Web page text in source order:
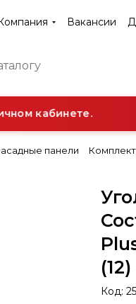
Вакансии
кабинете.
панели
(12)
Код: